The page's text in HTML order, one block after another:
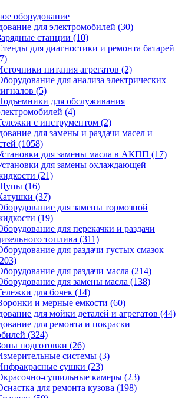
оборудование
для электромобилей (30)
станции (10)
для диагностики и ремонта батарей
питания агрегатов (2)
для анализа электрических
(5)
для обслуживания
(4)
с инструментом (2)
для замены и раздачи масел и
(1058)
для замены масла в АКПП (17)
для замены охлаждающей
(21)
(16)
(37)
для замены тормозной
(19)
для перекачки и раздачи
топлива (311)
для раздачи густых смазок
для раздачи масла (214)
для замены масла (138)
для бочек (14)
и мерные емкости (60)
для мойки деталей и агрегатов (44)
для ремонта и покраски
(324)
подготовки (26)
системы (3)
сушки (23)
сушильные камеры (23)
для ремонта кузова (198)